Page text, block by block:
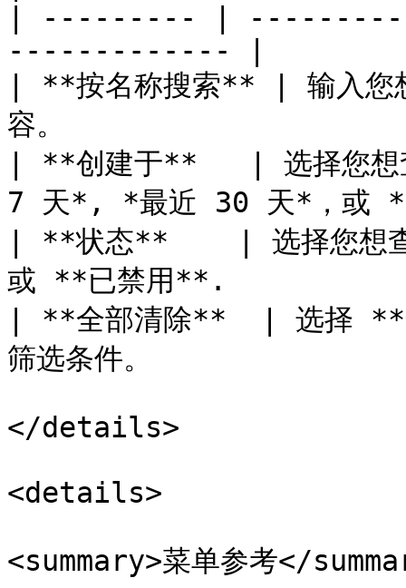
| --------- |
------------- |
| **按名称搜索** | 输入您
容。
| **创建于**   | 选择您想
7 天*, *最近 30 天*，或
| **状态**    | 选择您想查
或 **已禁用**.
| **全部清除**  | 选择 **
筛选条件。
</details>
<details>
<summary>菜单参考</